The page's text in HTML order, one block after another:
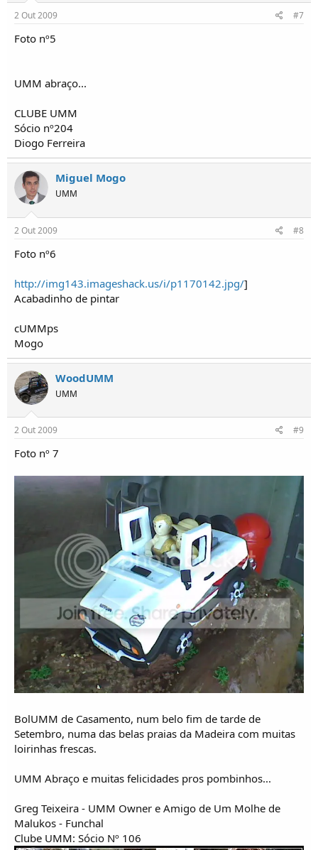
2 Out 2009 #7
Foto nº5
UMM abraço...
CLUBE UMM
Sócio nº204
Diogo Ferreira
Miguel Mogo
UMM
2 Out 2009 #8
Foto nº6
http://img143.imageshack.us/i/p1170142.jpg/]
Acabadinho de pintar
cUMMps
Mogo
WoodUMM
UMM
2 Out 2009 #9
Foto nº 7
BolUMM de Casamento, num belo fim de tarde de
Setembro, numa das belas praias da Madeira com muitas
loirinhas frescas.
UMM Abraço e muitas felicidades pros pombinhos...
Greg Teixeira - UMM Owner e Amigo de Um Molhe de
Malukos - Funchal
Clube UMM: Sócio Nº 106